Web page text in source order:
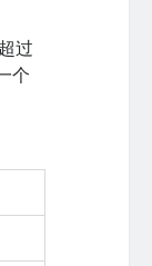
过
个